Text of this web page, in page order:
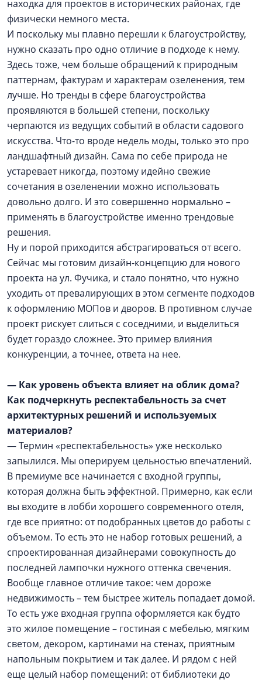
находка для проектов в исторических районах, где
физически немного места.
И поскольку мы плавно перешли к благоустройству,
нужно сказать про одно отличие в подходе к нему.
Здесь тоже, чем больше обращений к природным
паттернам, фактурам и характерам озеленения, тем
лучше. Но тренды в сфере благоустройства
проявляются в большей степени, поскольку
черпаются из ведущих событий в области садового
искусства. Что-то вроде недель моды, только это про
ландшафтный дизайн. Сама по себе природа не
устаревает никогда, поэтому идейно свежие
сочетания в озеленении можно использовать
довольно долго. И это совершенно нормально –
применять в благоустройстве именно трендовые
решения.
Ну и порой приходится абстрагироваться от всего.
Сейчас мы готовим дизайн-концепцию для нового
проекта на ул. Фучика, и стало понятно, что нужно
уходить от превалирующих в этом сегменте подходов
к оформлению МОПов и дворов. В противном случае
проект рискует слиться с соседними, и выделиться
будет гораздо сложнее. Это пример влияния
конкуренции, а точнее, ответа на нее.
— Как уровень объекта влияет на облик дома?
Как подчеркнуть респектабельность за счет
архитектурных решений и используемых
материалов?
— Термин «респектабельность» уже несколько
запылился. Мы оперируем цельностью впечатлений.
В премиуме все начинается с входной группы,
которая должна быть эффектной. Примерно, как если
вы входите в лобби хорошего современного отеля,
где все приятно: от подобранных цветов до работы с
объемом. То есть это не набор готовых решений, а
спроектированная дизайнерами совокупность до
последней лампочки нужного оттенка свечения.
Вообще главное отличие такое: чем дороже
недвижимость – тем быстрее житель попадает домой.
То есть уже входная группа оформляется как будто
это жилое помещение – гостиная с мебелью, мягким
светом, декором, картинами на стенах, приятным
напольным покрытием и так далее. И рядом с ней
еще целый набор помещений: от библиотеки до